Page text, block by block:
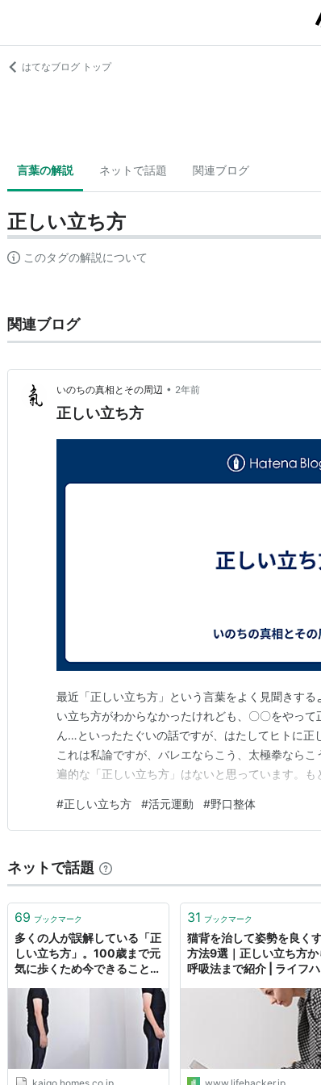
はてなブログ トップ
言葉の解説 ネットで話題 関連ブログ
正しい立ち方
このタグの解説について
関連ブログ
いのちの真相とその周辺 • 2年前
正しい立ち方
最近「正しい立ち方」という言葉をよく見聞きす
い立ち方がわからなかったけれども、〇〇をやっ
ん…といったたぐいの話ですが、はたしてヒトに正
これは私論ですが、バレエならこう、太極拳なら
遍的な「正しい立ち方」はないと思っています。も
選択肢があり、それらの体勢から生じてくるさまざ
言えそうです。 ところが現在では多くの場合、仙
#正しい立ち方 #活元運動 #野口整体
ネットで話題
69 ブックマーク
多くの人が誤解している「正
しい立ち方」。100歳まで元
気に歩くため今できることを
LIFULL介護
31 ブックマーク
猫背を治して姿勢を良く
方法9選｜正しい立ち方か
呼吸法まで紹介 | ライフハ